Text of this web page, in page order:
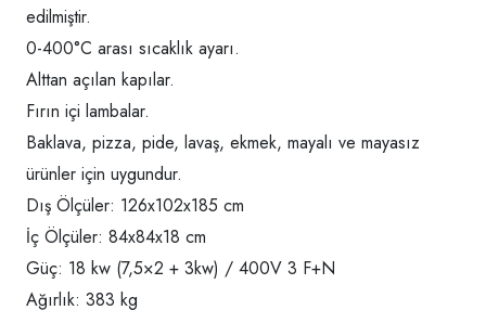
edilmiştir.
0-400°C arası sıcaklık ayarı.
Alttan açılan kapılar.
Fırın içi lambalar.
Baklava, pizza, pide, lavaş, ekmek, mayalı ve mayasız
ürünler için uygundur.
Dış Ölçüler: 126x102x185 cm
İç Ölçüler: 84x84x18 cm
Güç: 18 kw (7,5×2 + 3kw) / 400V 3 F+N
Ağırlık: 383 kg